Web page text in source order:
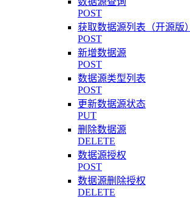
POST
获取数据源列表（开源版）
POST
新增数据源
POST
数据源类型列表
POST
更新数据源状态
PUT
删除数据源
DELETE
数据源授权
POST
数据源删除授权
DELETE